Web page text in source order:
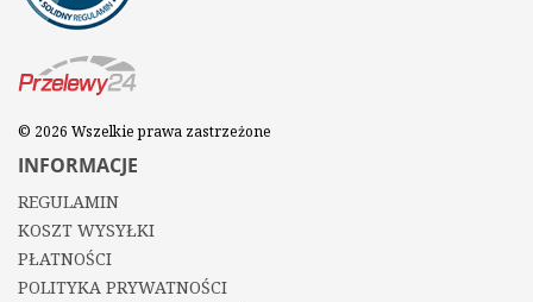
© 2026 Wszelkie prawa zastrzeżone
INFORMACJE
REGULAMIN
KOSZT WYSYŁKI
PŁATNOŚCI
POLITYKA PRYWATNOŚCI